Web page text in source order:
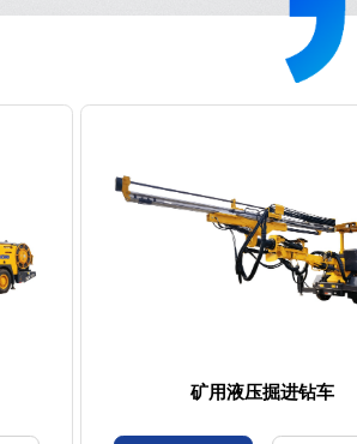
矿用液压掘进钻车